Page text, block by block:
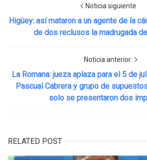
Noticia siguiente
Higüey: así mataron a un agente de la
de dos reclusos la madrugada
Noticia anterior
La Romana: jueza aplaza para el 5 de
Pascual Cabrera y grupo de
solo se presentaron dos
RELATED POST